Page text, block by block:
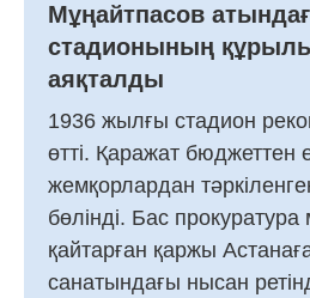
Мұңайтпасов
стадионының
аяқталды
1936 жылғы стадион
өтті. Қаражат
жемқорлардан
бөлінді. Бас
қайтарған қаржы
санатындағы нысан